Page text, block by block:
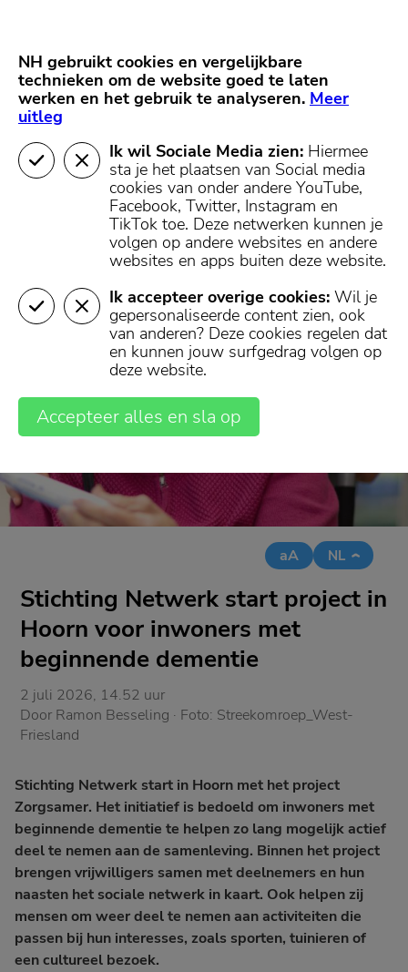
Mijn regio
aA NL
Stichting Netwerk start project in
Hoorn voor inwoners met
beginnende dementie
2 juli 2026, 14.52 uur
Door Ramon Besseling · Foto: Streekomroep_West-
Friesland
Stichting Netwerk start in Hoorn met het project
Zorgsamer. Het initiatief is bedoeld om inwoners met
beginnende dementie te helpen zo lang mogelijk actief
deel te nemen aan de samenleving. Binnen het project
brengen vrijwilligers samen met deelnemers en hun
naasten het sociale netwerk in kaart. Ook helpen zij
mensen om weer deel te nemen aan activiteiten die
passen bij hun interesses, zoals sporten, tuinieren of
een cultureel bezoek.
NH gebruikt cookies en vergelijkbare
technieken om de website goed te laten
werken en het gebruik te analyseren. Meer
uitleg
Ik wil Sociale Media zien: Hiermee
sta je het plaatsen van Social media
cookies van onder andere YouTube,
Facebook, Twitter, Instagram en
TikTok toe. Deze netwerken kunnen je
volgen op andere websites en andere
websites en apps buiten deze website.
Ik accepteer overige cookies: Wil je
gepersonaliseerde content zien, ook
van anderen? Deze cookies regelen dat
en kunnen jouw surfgedrag volgen op
deze website.
Accepteer alles en sla op